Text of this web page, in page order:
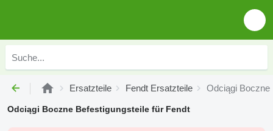
Ersatzteile Fendt Ersatzteile Odciągi Boczne
Odciągi Boczne Befestigungsteile für Fendt